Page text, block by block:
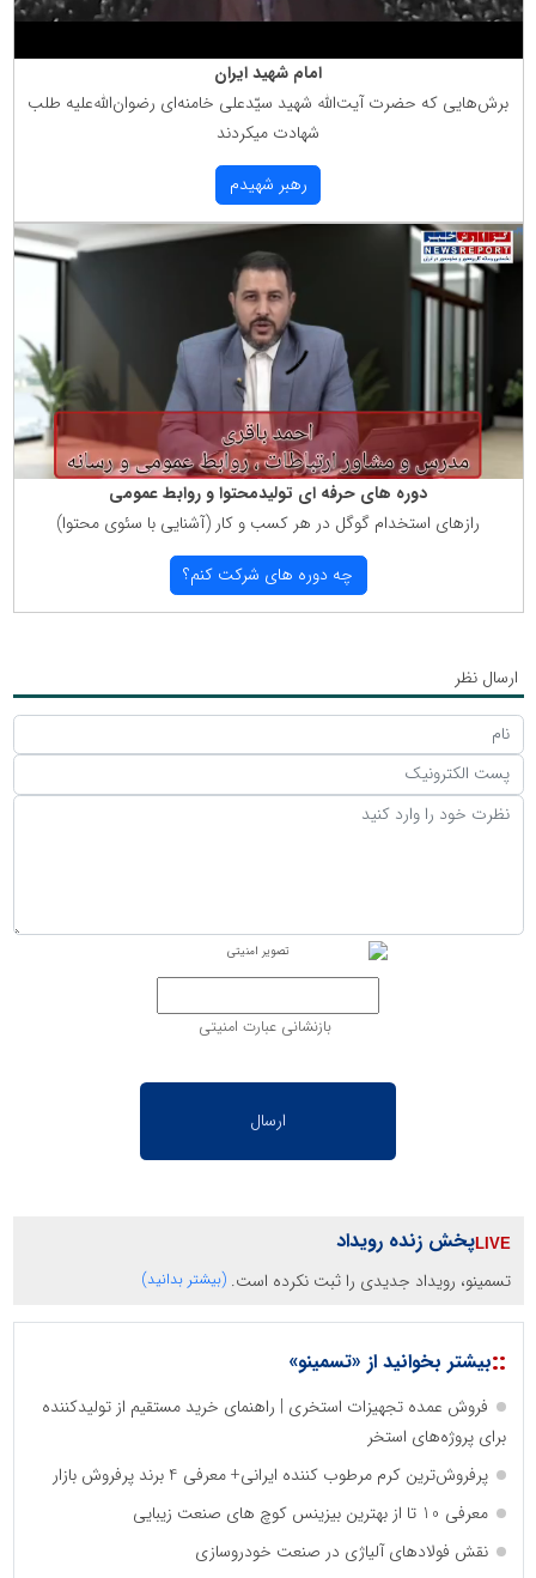
امام شهید ایران
برش‌هایی كه حضرت آیت‌الله شهید سیّدعلی خامنه‌ای رضوان‌الله‌علیه طلب
شهادت میكردند
رهبر شهیدم
دوره های حرفه ای تولیدمحتوا و روابط عمومی
رازهای استخدام گوگل در هر كسب و كار (آشنایی با سئوی محتوا)
چه دوره های شركت كنم؟
ارسال نظر
بازنشانی عبارت امنیتی
پخش زنده رویداد
تسمینو، رویداد جدیدی را ثبت نکرده است. (بیشتر بدانید)
::بیشتر بخوانید از «تسمینو»
فروش عمده تجهیزات استخری | راهنمای خرید مستقیم از تولیدکننده
برای پروژه‌های استخر
پرفروش‌ترین کرم مرطوب کننده ایرانی+ معرفی 4 برند پرفروش بازار
معرفی 10 تا از بهترین بیزینس کوچ های صنعت زیبایی
نقش فولادهای آلیاژی در صنعت خودروسازی